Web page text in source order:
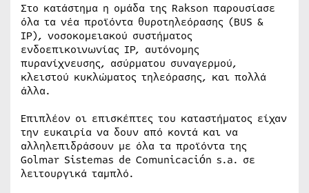
Στο κατάστημα η ομάδα της Rakson παρουσίασε
όλα τα νέα προϊόντα θυροτηλεόρασης (BUS &
IP), νοσοκομειακού συστήματος
ενδοεπικοινωνίας IP, αυτόνομης
πυρανίχνευσης, ασύρματου συναγερμού,
κλειστού κυκλώματος τηλεόρασης, και πολλά
άλλα.
Επιπλέον οι επισκέπτες του καταστήματος είχαν
την ευκαιρία να δουν από κοντά και να
αλληλεπιδράσουν με όλα τα προϊόντα της
Golmar Sistemas de Comunicación s.a. σε
λειτουργικά ταμπλό.